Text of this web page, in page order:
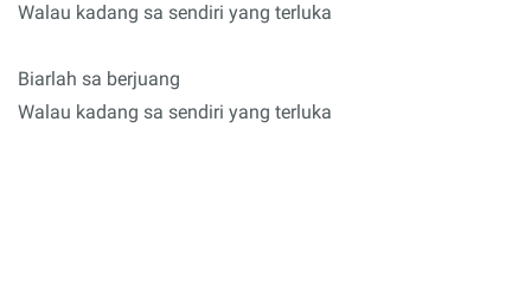
Walau kadang sa sendiri yang terluka
Biarlah sa berjuang
Walau kadang sa sendiri yang terluka